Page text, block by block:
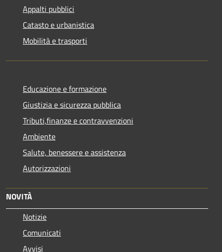
Appalti pubblici
Catasto e urbanistica
Mobilità e trasporti
Educazione e formazione
Giustizia e sicurezza pubblica
Tributi,finanze e contravvenzioni
Ambiente
Salute, benessere e assistenza
Autorizzazioni
NOVITÀ
Notizie
Comunicati
Avvisi